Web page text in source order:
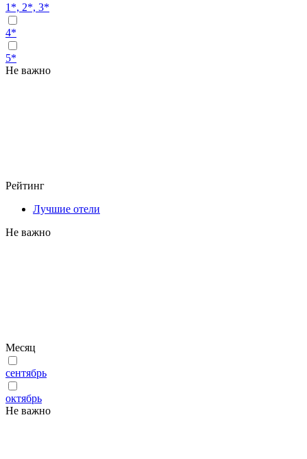
1*, 2*, 3*
4*
5*
Не важно
Рейтинг
Лучшие отели
Не важно
Месяц
сентябрь
октябрь
Не важно